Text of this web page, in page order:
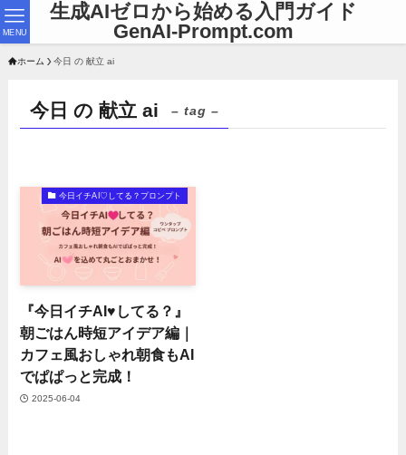
生成AIゼロから始める入門ガイド
GenAI-Prompt.com
MENU
ホーム 今日 の 献立 ai
今日 の 献立 ai – tag –
今日イチAI♡してる？プロンプト
『今日イチAI♥してる？』
朝ごはん時短アイデア編｜
カフェ風おしゃれ朝食もAI
でぱぱっと完成！
2025-06-04